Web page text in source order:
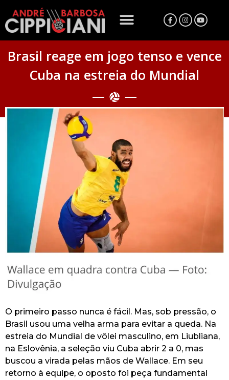
Brasil reage em jogo tenso e vence
Cuba na estreia do Mundial
O primeiro passo nunca é fácil. Mas, sob pressão, o
Brasil usou uma velha arma para evitar a queda. Na
estreia do Mundial de vôlei masculino, em Liubliana,
na Eslovênia, a seleção viu Cuba abrir 2 a 0, mas
buscou a virada pelas mãos de Wallace. Em seu
retorno à equipe, o oposto foi peça fundamental